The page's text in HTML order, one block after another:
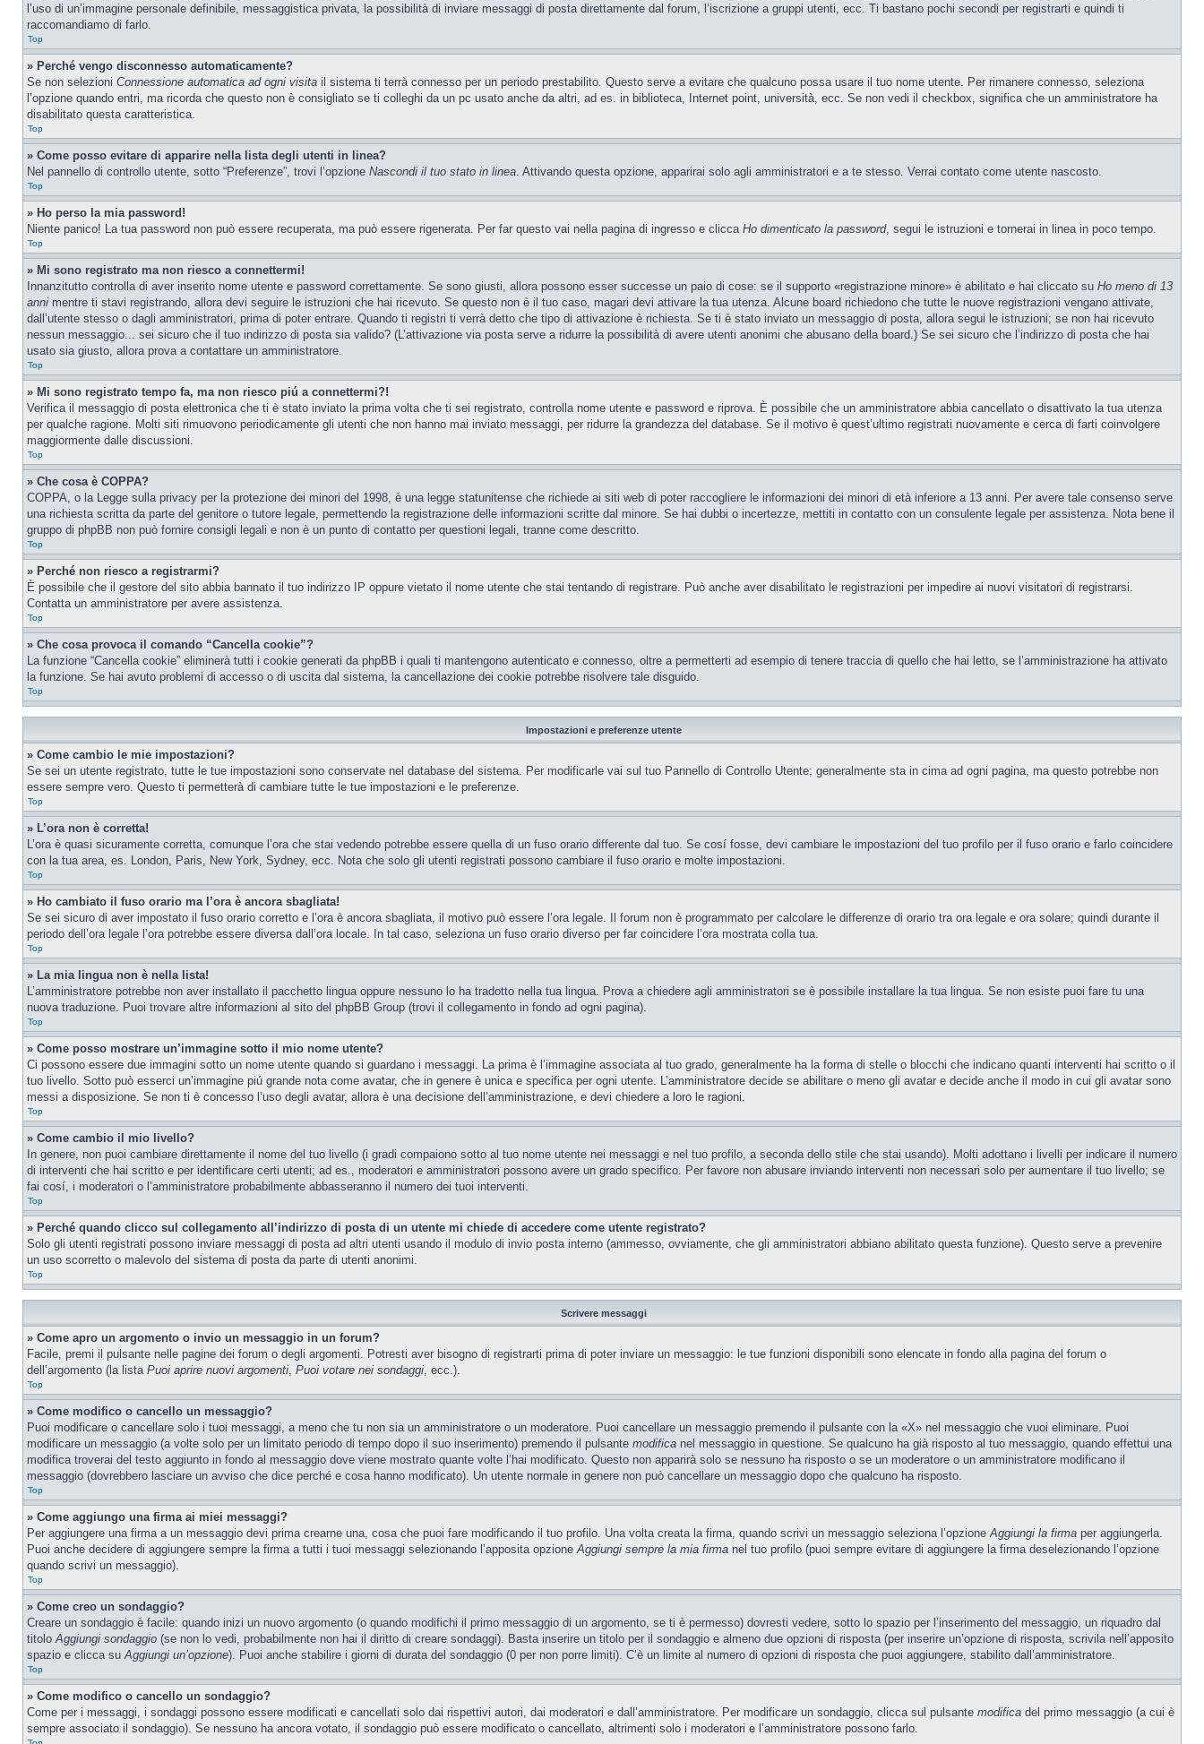
l’uso di un’immagine personale definibile, messaggistica privata, la possibilità di inviare messaggi di posta direttamente dal forum, l’iscrizione a gruppi utenti, ecc. Ti bastano pochi secondi per registrarti e quindi ti
raccomandiamo di farlo.
Top
» Perché vengo disconnesso automaticamente?
Se non selezioni Connessione automatica ad ogni visita il sistema ti terrà connesso per un periodo prestabilito. Questo serve a evitare che qualcuno possa usare il tuo nome utente. Per rimanere connesso, seleziona
l’opzione quando entri, ma ricorda che questo non è consigliato se ti colleghi da un pc usato anche da altri, ad es. in biblioteca, Internet point, università, ecc. Se non vedi il checkbox, significa che un amministratore ha
disabilitato questa caratteristica.
Top
» Come posso evitare di apparire nella lista degli utenti in linea?
Nel pannello di controllo utente, sotto “Preferenze”, trovi l’opzione Nascondi il tuo stato in linea. Attivando questa opzione, apparirai solo agli amministratori e a te stesso. Verrai contato come utente nascosto.
Top
» Ho perso la mia password!
Niente panico! La tua password non può essere recuperata, ma può essere rigenerata. Per far questo vai nella pagina di ingresso e clicca Ho dimenticato la password, segui le istruzioni e tornerai in linea in poco tempo.
Top
» Mi sono registrato ma non riesco a connettermi!
Innanzitutto controlla di aver inserito nome utente e password correttamente. Se sono giusti, allora possono esser successe un paio di cose: se il supporto «registrazione minore» è abilitato e hai cliccato su Ho meno di 13
anni mentre ti stavi registrando, allora devi seguire le istruzioni che hai ricevuto. Se questo non è il tuo caso, magari devi attivare la tua utenza. Alcune board richiedono che tutte le nuove registrazioni vengano attivate,
dall’utente stesso o dagli amministratori, prima di poter entrare. Quando ti registri ti verrà detto che tipo di attivazione è richiesta. Se ti è stato inviato un messaggio di posta, allora segui le istruzioni; se non hai ricevuto
nessun messaggio... sei sicuro che il tuo indirizzo di posta sia valido? (L’attivazione via posta serve a ridurre la possibilità di avere utenti anonimi che abusano della board.) Se sei sicuro che l’indirizzo di posta che hai
usato sia giusto, allora prova a contattare un amministratore.
Top
» Mi sono registrato tempo fa, ma non riesco piú a connettermi?!
Verifica il messaggio di posta elettronica che ti è stato inviato la prima volta che ti sei registrato, controlla nome utente e password e riprova. È possibile che un amministratore abbia cancellato o disattivato la tua utenza
per qualche ragione. Molti siti rimuovono periodicamente gli utenti che non hanno mai inviato messaggi, per ridurre la grandezza del database. Se il motivo è quest’ultimo registrati nuovamente e cerca di farti coinvolgere
maggiormente dalle discussioni.
Top
» Che cosa è COPPA?
COPPA, o la Legge sulla privacy per la protezione dei minori del 1998, è una legge statunitense che richiede ai siti web di poter raccogliere le informazioni dei minori di età inferiore a 13 anni. Per avere tale consenso serve
una richiesta scritta da parte del genitore o tutore legale, permettendo la registrazione delle informazioni scritte dal minore. Se hai dubbi o incertezze, mettiti in contatto con un consulente legale per assistenza. Nota bene il
gruppo di phpBB non può fornire consigli legali e non è un punto di contatto per questioni legali, tranne come descritto.
Top
» Perché non riesco a registrarmi?
È possibile che il gestore del sito abbia bannato il tuo indirizzo IP oppure vietato il nome utente che stai tentando di registrare. Può anche aver disabilitato le registrazioni per impedire ai nuovi visitatori di registrarsi.
Contatta un amministratore per avere assistenza.
Top
» Che cosa provoca il comando “Cancella cookie”?
La funzione “Cancella cookie” eliminerà tutti i cookie generati da phpBB i quali ti mantengono autenticato e connesso, oltre a permetterti ad esempio di tenere traccia di quello che hai letto, se l’amministrazione ha attivato
la funzione. Se hai avuto problemi di accesso o di uscita dal sistema, la cancellazione dei cookie potrebbe risolvere tale disguido.
Top
Impostazioni e preferenze utente
» Come cambio le mie impostazioni?
Se sei un utente registrato, tutte le tue impostazioni sono conservate nel database del sistema. Per modificarle vai sul tuo Pannello di Controllo Utente; generalmente sta in cima ad ogni pagina, ma questo potrebbe non
essere sempre vero. Questo ti permetterà di cambiare tutte le tue impostazioni e le preferenze.
Top
» L’ora non è corretta!
L’ora è quasi sicuramente corretta, comunque l’ora che stai vedendo potrebbe essere quella di un fuso orario differente dal tuo. Se cosí fosse, devi cambiare le impostazioni del tuo profilo per il fuso orario e farlo coincidere
con la tua area, es. London, Paris, New York, Sydney, ecc. Nota che solo gli utenti registrati possono cambiare il fuso orario e molte impostazioni.
Top
» Ho cambiato il fuso orario ma l’ora è ancora sbagliata!
Se sei sicuro di aver impostato il fuso orario corretto e l’ora è ancora sbagliata, il motivo può essere l’ora legale. Il forum non è programmato per calcolare le differenze di orario tra ora legale e ora solare; quindi durante il
periodo dell’ora legale l’ora potrebbe essere diversa dall’ora locale. In tal caso, seleziona un fuso orario diverso per far coincidere l’ora mostrata colla tua.
Top
» La mia lingua non è nella lista!
L’amministratore potrebbe non aver installato il pacchetto lingua oppure nessuno lo ha tradotto nella tua lingua. Prova a chiedere agli amministratori se è possibile installare la tua lingua. Se non esiste puoi fare tu una
nuova traduzione. Puoi trovare altre informazioni al sito del phpBB Group (trovi il collegamento in fondo ad ogni pagina).
Top
» Come posso mostrare un’immagine sotto il mio nome utente?
Ci possono essere due immagini sotto un nome utente quando si guardano i messaggi. La prima è l’immagine associata al tuo grado, generalmente ha la forma di stelle o blocchi che indicano quanti interventi hai scritto o il
tuo livello. Sotto può esserci un’immagine piú grande nota come avatar, che in genere è unica e specifica per ogni utente. L’amministratore decide se abilitare o meno gli avatar e decide anche il modo in cui gli avatar sono
messi a disposizione. Se non ti è concesso l’uso degli avatar, allora è una decisione dell’amministrazione, e devi chiedere a loro le ragioni.
Top
» Come cambio il mio livello?
In genere, non puoi cambiare direttamente il nome del tuo livello (i gradi compaiono sotto al tuo nome utente nei messaggi e nel tuo profilo, a seconda dello stile che stai usando). Molti adottano i livelli per indicare il numero
di interventi che hai scritto e per identificare certi utenti; ad es., moderatori e amministratori possono avere un grado specifico. Per favore non abusare inviando interventi non necessari solo per aumentare il tuo livello; se
fai cosí, i moderatori o l’amministratore probabilmente abbasseranno il numero dei tuoi interventi.
Top
» Perché quando clicco sul collegamento all’indirizzo di posta di un utente mi chiede di accedere come utente registrato?
Solo gli utenti registrati possono inviare messaggi di posta ad altri utenti usando il modulo di invio posta interno (ammesso, ovviamente, che gli amministratori abbiano abilitato questa funzione). Questo serve a prevenire
un uso scorretto o malevolo del sistema di posta da parte di utenti anonimi.
Top
Scrivere messaggi
» Come apro un argomento o invio un messaggio in un forum?
Facile, premi il pulsante nelle pagine dei forum o degli argomenti. Potresti aver bisogno di registrarti prima di poter inviare un messaggio: le tue funzioni disponibili sono elencate in fondo alla pagina del forum o
dell’argomento (la lista Puoi aprire nuovi argomenti, Puoi votare nei sondaggi, ecc.).
Top
» Come modifico o cancello un messaggio?
Puoi modificare o cancellare solo i tuoi messaggi, a meno che tu non sia un amministratore o un moderatore. Puoi cancellare un messaggio premendo il pulsante con la «X» nel messaggio che vuoi eliminare. Puoi
modificare un messaggio (a volte solo per un limitato periodo di tempo dopo il suo inserimento) premendo il pulsante modifica nel messaggio in questione. Se qualcuno ha già risposto al tuo messaggio, quando effettui una
modifica troverai del testo aggiunto in fondo al messaggio dove viene mostrato quante volte l’hai modificato. Questo non apparirà solo se nessuno ha risposto o se un moderatore o un amministratore modificano il
messaggio (dovrebbero lasciare un avviso che dice perché e cosa hanno modificato). Un utente normale in genere non può cancellare un messaggio dopo che qualcuno ha risposto.
Top
» Come aggiungo una firma ai miei messaggi?
Per aggiungere una firma a un messaggio devi prima crearne una, cosa che puoi fare modificando il tuo profilo. Una volta creata la firma, quando scrivi un messaggio seleziona l’opzioneAggiungi la firma per aggiungerla.
Puoi anche decidere di aggiungere sempre la firma a tutti i tuoi messaggi selezionando l’apposita opzioneAggiungi sempre la mia firma nel tuo profilo (puoi sempre evitare di aggiungere la firma deselezionando l’opzione
quando scrivi un messaggio).
Top
» Come creo un sondaggio?
Creare un sondaggio è facile: quando inizi un nuovo argomento (o quando modifichi il primo messaggio di un argomento, se ti è permesso) dovresti vedere, sotto lo spazio per l’inserimento del messaggio, un riquadro dal
titoloAggiungi sondaggio (se non lo vedi, probabilmente non hai il diritto di creare sondaggi). Basta inserire un titolo per il sondaggio e almeno due opzioni di risposta (per inserire un’opzione di risposta, scrivila nell’apposito
spazio e clicca suAggiungi un’opzione). Puoi anche stabilire i giorni di durata del sondaggio (0 per non porre limiti). C’è un limite al numero di opzioni di risposta che puoi aggiungere, stabilito dall’amministratore.
Top
» Come modifico o cancello un sondaggio?
Come per i messaggi, i sondaggi possono essere modificati e cancellati solo dai rispettivi autori, dai moderatori e dall’amministratore. Per modificare un sondaggio, clicca sul pulsante modifica del primo messaggio (a cui è
sempre associato il sondaggio). Se nessuno ha ancora votato, il sondaggio può essere modificato o cancellato, altrimenti solo i moderatori e l’amministratore possono farlo.